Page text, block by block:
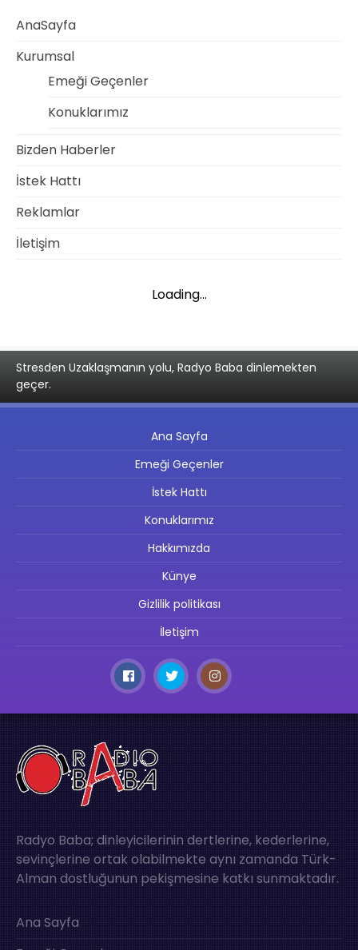
AnaSayfa
Kurumsal
Emeği Geçenler
Konuklarımız
Bizden Haberler
İstek Hattı
Reklamlar
İletişim
Loading...
Stresden Uzaklaşmanın yolu, Radyo Baba dinlemekten
geçer.
Ana Sayfa
Emeği Geçenler
İstek Hattı
Konuklarımız
Hakkımızda
Künye
Gizlilik politikası
İletişim
Radyo Baba; dinleyicilerinin dertlerine, kederlerine,
sevinçlerine ortak olabilmekte aynı zamanda Türk-
Alman dostluğunun pekişmesine katkı sunmaktadır.
Ana Sayfa